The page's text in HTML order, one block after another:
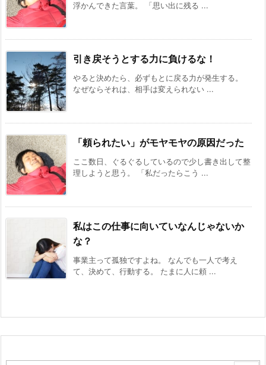
浮かんできた言葉。 「思い出に残る ...
引き戻そうとする力に負けるな！
やると決めたら、必ずもとに戻る力が発生する。
なぜならそれは、相手は変えられない ...
「頼られたい」がモヤモヤの原因だった
ここ数日、ぐるぐるしているので少し書き出して整
理しようと思う。 「私だったらこう ...
私はこの仕事に向いていなんじゃないか
な？
事業主って孤独ですよね。 なんでも一人で考え
て、決めて、行動する。 たまに人に頼 ...